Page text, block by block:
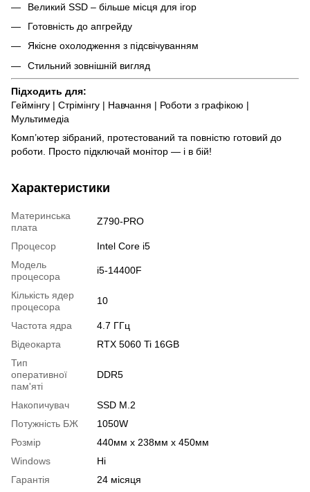
Великий SSD – більше місця для ігор
Готовність до апгрейду
Якісне охолодження з підсвічуванням
Стильний зовнішній вигляд
Підходить для:
Геймінгу | Стрімінгу | Навчання | Роботи з графікою |
Мультимедіа
Комп’ютер зібраний, протестований та повністю готовий до
роботи. Просто підключай монітор — і в бій!
Характеристики
Материнська
плата
Z790-PRO
Процесор
Intel Core i5
Модель
процесора
i5-14400F
Кількість ядер
процесора
10
Частота ядра
4.7 ГГц
Відеокарта
RTX 5060 Ti 16GB
Тип
оперативної
пам'яті
DDR5
Накопичувач
SSD M.2
Потужність БЖ
1050W
Розмір
440мм x 238мм x 450мм
Windows
Ні
Гарантія
24 місяця